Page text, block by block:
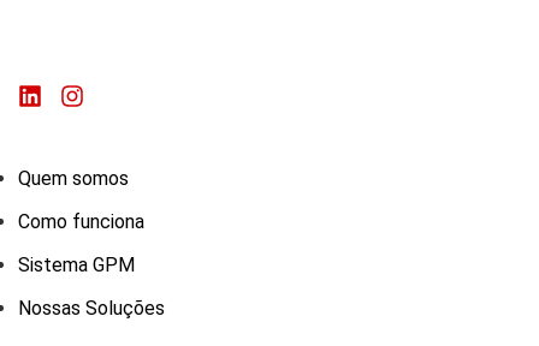
Quem somos
Como funciona
Sistema GPM
Nossas Soluções